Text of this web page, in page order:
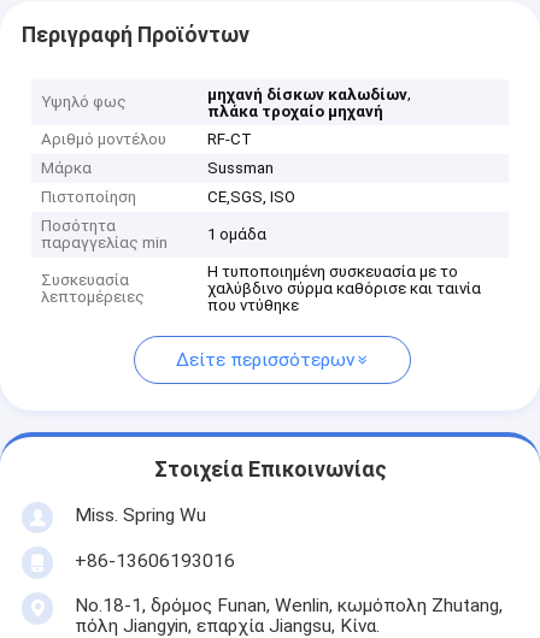
Περιγραφή Προϊόντων
Υψηλό φως μηχανή δίσκων καλωδίων,
πλάκα τροχαίο μηχανή
Αριθμό μοντέλου
RF-CT
Μάρκα
Sussman
Πιστοποίηση
CE,SGS, ISO
Ποσότητα
παραγγελίας min
1 ομάδα
Συσκευασία
λεπτομέρειες
Η τυποποιημένη συσκευασία με το
χαλύβδινο σύρμα καθόρισε και ταινία
που ντύθηκε
Δείτε περισσότερων
Στοιχεία Επικοινωνίας
Miss. Spring Wu
+86-13606193016
No.18-1, δρόμος Funan, Wenlin, κωμόπολη Zhutang,
πόλη Jiangyin, επαρχία Jiangsu, Κίνα.